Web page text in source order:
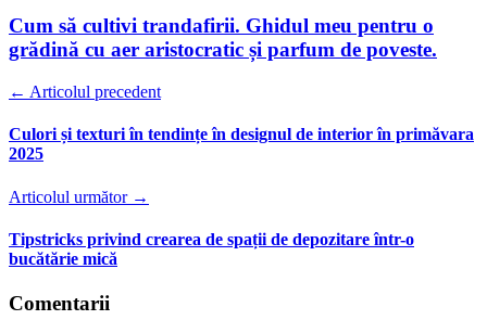
Cum să cultivi trandafirii. Ghidul meu pentru o
grădină cu aer aristocratic și parfum de poveste.
← Articolul precedent
Culori și texturi în tendințe în designul de interior în primăvara
2025
Articolul următor →
Tipstricks privind crearea de spații de depozitare într-o
bucătărie mică
Comentarii